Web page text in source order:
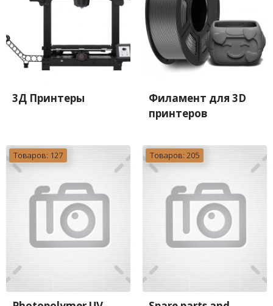
3Д Принтеры
Филамент для 3D
принтеров
Товаров: 127 Товаров: 205